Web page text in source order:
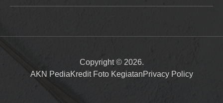
Copyright © 2026.
AKN PediaKredit Foto KegiatanPrivacy Policy